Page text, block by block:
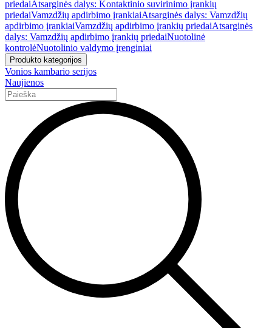
priedaiAtsarginės dalys: Kontaktinio suvirinimo įrankių
priedaiVamzdžių apdirbimo įrankiaiAtsarginės dalys: Vamzdžių
apdirbimo įrankiaiVamzdžių apdirbimo įrankių priedaiAtsarginės
dalys: Vamzdžių apdirbimo įrankių priedaiNuotolinė
kontrolėNuotolinio valdymo įrenginiai
Produkto kategorijos
Vonios kambario serijos
Naujienos